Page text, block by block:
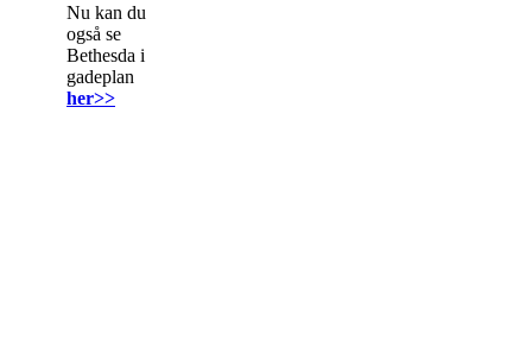
Nu kan du
også se
Bethesda i
gadeplan
her>>